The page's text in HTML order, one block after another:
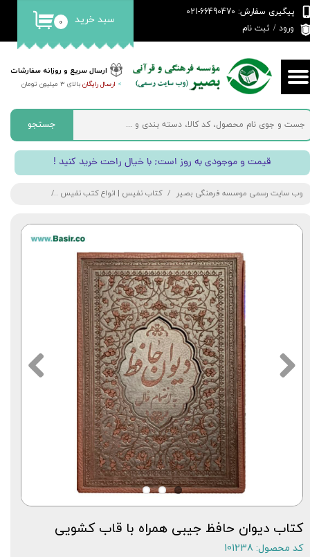
ارسال سریع و روزانه سفارشات
> ارسال رایگانبالای 3 میلیون تومان
پیگیری سفارش: 66490470-021
ورود / ثبت نام
حساب کاربری من
تغییر گذر واژه
سفارشات
خروج از حساب کاربری
۰ سبد خرید
جستجو
! قیمت و موجودی به روز است; با خیال راحت خرید کنید
وب سایت رسمی موسسه فرهنگی بصیر کتاب نفیس | انواع کتب نفیس
کتاب دیوان حافظ جیبی همراه با قاب کشویی
کد محصول: 101238